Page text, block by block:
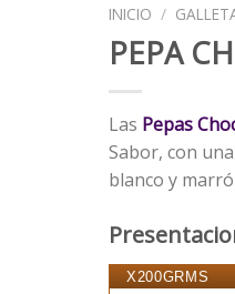
INICIO /
PEPA
Las Pepas
Sabor, con
blanco y
X200GRMS